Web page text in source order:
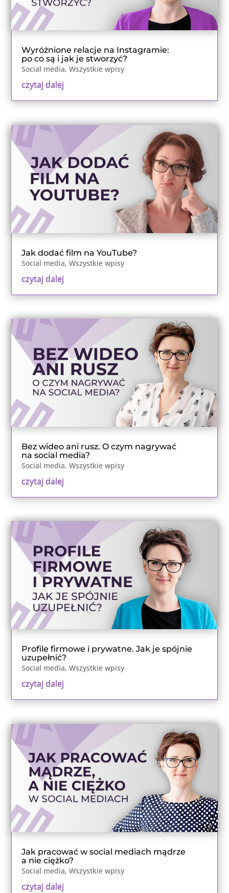
Wyróżnione relacje na Instagramie:
po co są i jak je stworzyć?
Social media,Wszystkie wpisy
czytaj dalej
Jak dodać film na YouTube?
Social media,Wszystkie wpisy
czytaj dalej
Bez wideo ani rusz. O czym nagrywać
na social media?
Social media,Wszystkie wpisy
czytaj dalej
Profile firmowe i prywatne. Jak je spójnie
uzupełnić?
Social media,Wszystkie wpisy
czytaj dalej
Jak pracować w social mediach mądrze
a nie ciężko?
Social media,Wszystkie wpisy
czytaj dalej